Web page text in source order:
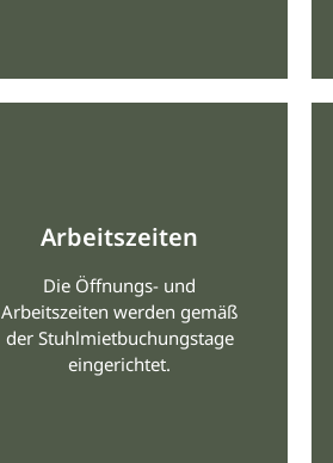
Arbeitszeiten
Die Öffnungs- und
Arbeitszeiten werden gemäß
der Stuhlmietbuchungstage
eingerichtet.